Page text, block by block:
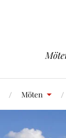
Möten